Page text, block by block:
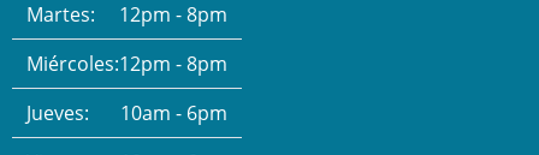
Martes:
12pm - 8pm
Miércoles:12pm - 8pm
Jueves:
10am - 6pm